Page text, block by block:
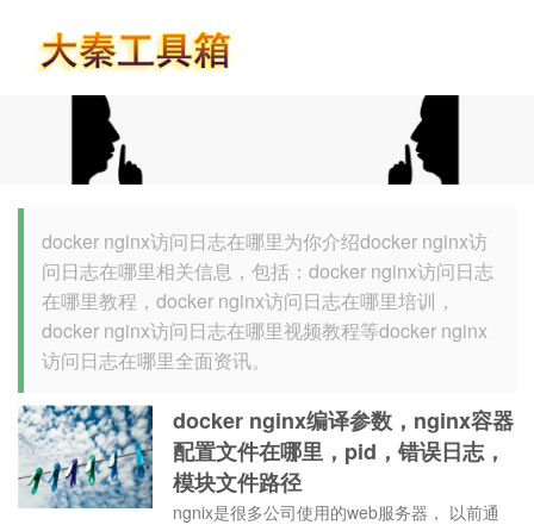
docker nginx访问日志在哪里为你介绍docker nginx访
问日志在哪里相关信息，包括：docker nginx访问日志
在哪里教程，docker nginx访问日志在哪里培训，
docker nginx访问日志在哪里视频教程等docker nginx
访问日志在哪里全面资讯。
docker nginx编译参数，nginx容器
配置文件在哪里，pid，错误日志，
模块文件路径
ngnix是很多公司使用的web服务器， 以前通